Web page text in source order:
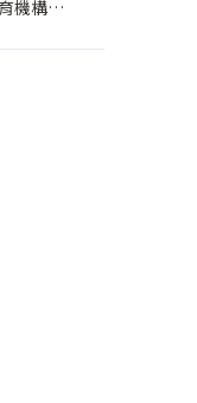
機構、
，內容
機，
化的永